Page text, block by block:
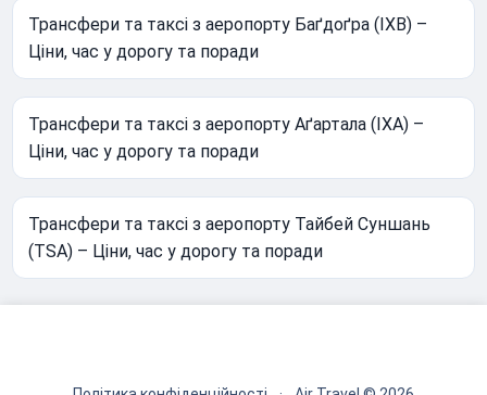
Трансфери та таксі з аеропорту Баґдоґра (IXB) –
Ціни, час у дорогу та поради
Трансфери та таксі з аеропорту Аґартала (IXA) –
Ціни, час у дорогу та поради
Трансфери та таксі з аеропорту Тайбей Суншань
(TSA) – Ціни, час у дорогу та поради